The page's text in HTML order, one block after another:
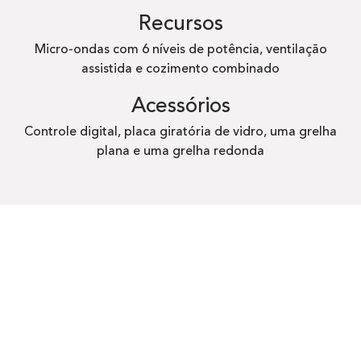
Recursos
Micro-ondas com 6 níveis de potência, ventilação
assistida e cozimento combinado
Acessórios
Controle digital, placa giratória de vidro, uma grelha
plana e uma grelha redonda